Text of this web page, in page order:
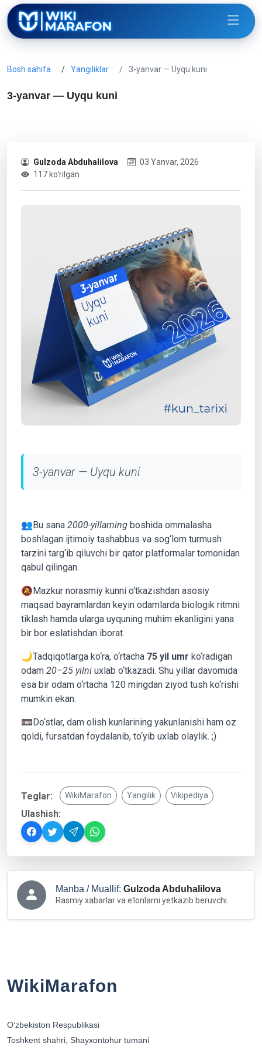
Bosh sahifa Yangiliklar 3-yanvar — Uyqu kuni
3-yanvar — Uyqu kuni
Gulzoda Abduhalilova
03 Yanvar, 2026
117 koʻrilgan
3-yanvar — Uyqu kuni
👥Bu sana 2000-yillarning boshida ommalasha
boshlagan ijtimoiy tashabbus va sog‘lom turmush
tarzini targ‘ib qiluvchi bir qator platformalar tomonidan
qabul qilingan.
🔕Mazkur norasmiy kunni o‘tkazishdan asosiy
maqsad bayramlardan keyin odamlarda biologik ritmni
tiklash hamda ularga uyquning muhim ekanligini yana
bir bor eslatishdan iborat.
🌙Tadqiqotlarga ko‘ra, o‘rtacha 75 yil umr ko‘radigan
odam 20–25 yilni uxlab o‘tkazadi. Shu yillar davomida
esa bir odam o‘rtacha 120 mingdan ziyod tush ko‘rishi
mumkin ekan.
📼Do‘stlar, dam olish kunlarining yakunlanishi ham oz
qoldi, fursatdan foydalanib, to‘yib uxlab olaylik. ;)
Teglar: WikiMarafon Yangilik Vikipediya
Ulashish:
Manba / Muallif: Gulzoda Abduhalilova
Rasmiy xabarlar va eʻlonlarni yetkazib beruvchi.
WikiMarafon
Oʻzbekiston Respublikasi
Toshkent shahri, Shayxontohur tumani